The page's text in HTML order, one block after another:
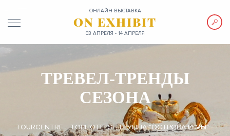
ОНЛАЙН ВЫСТАВКА
ON EXHIBIT
03 АПРЕЛЯ - 14 АПРЕЛЯ
ТРЕВЕЛ-ТРЕНДЫ
СЕЗОНА
TOURCENTRE TOPHOTELS
ГРУППА "ОСТРОВА И МЫ"